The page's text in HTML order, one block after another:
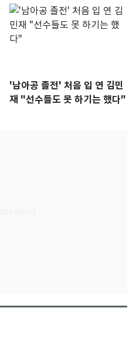
'남아공 졸전' 처음 입 연 김민
재 "선수들도 못 하기는 했다"